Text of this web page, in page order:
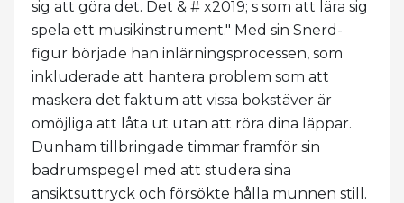
sig att göra det. Det & # x2019; s som att lära sig
spela ett musikinstrument." Med sin Snerd-
figur började han inlärningsprocessen, som
inkluderade att hantera problem som att
maskera det faktum att vissa bokstäver är
omöjliga att låta ut utan att röra dina läppar.
Dunham tillbringade timmar framför sin
badrumspegel med att studera sina
ansiktsuttryck och försökte hålla munnen still.